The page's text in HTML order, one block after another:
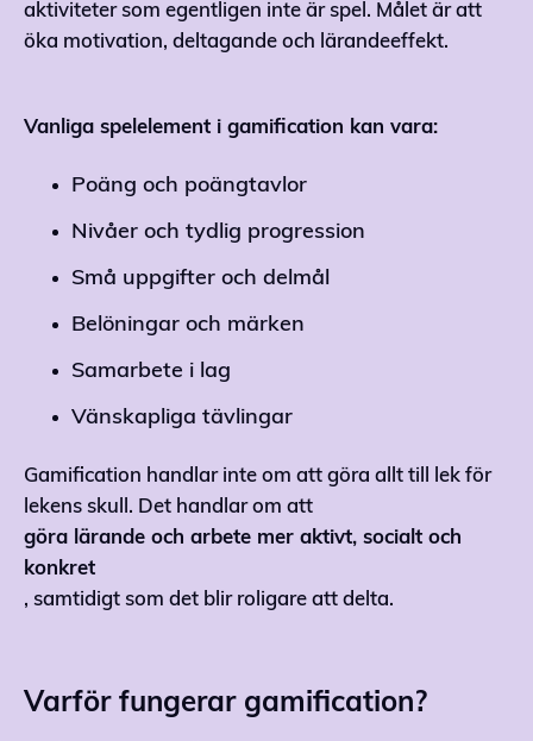
aktiviteter som egentligen inte är spel. Målet är att
öka motivation, deltagande och lärandeeffekt.
Vanliga spelelement i gamification kan vara:
Poäng och poängtavlor
Nivåer och tydlig progression
Små uppgifter och delmål
Belöningar och märken
Samarbete i lag
Vänskapliga tävlingar
Gamification handlar inte om att göra allt till lek för
lekens skull. Det handlar om att
göra lärande och arbete mer aktivt, socialt och
konkret
, samtidigt som det blir roligare att delta.
Varför fungerar gamification?